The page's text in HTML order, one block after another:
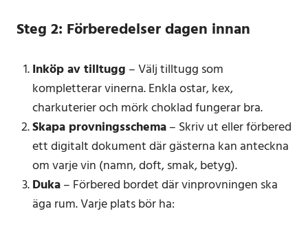
Steg 2: Förberedelser dagen innan
Inköp av tilltugg – Välj tilltugg som
kompletterar vinerna. Enkla ostar, kex,
charkuterier och mörk choklad fungerar bra.
Skapa provningsschema– Skriv ut eller förbered
ett digitalt dokument där gästerna kan anteckna
om varje vin (namn, doft, smak, betyg).
Duka– Förbered bordet där vinprovningen ska
äga rum. Varje plats bör ha: